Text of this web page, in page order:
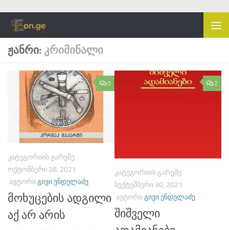
Skip to content
ᲟᲐᲜᲠᲘ: ᲙᲠᲘᲛᲘᲜᲐᲚᲘ
0
ᲙᲐᲢᲔᲒᲝᲠᲘᲘᲡ ᲒᲐᲠᲔᲨᲔ
ᲝᲥᲢᲝᲛᲑᲔᲠᲘ 28, 2021
ᲐᲕᲢᲝᲠᲘᲒᲘᲕᲘ ᲔᲜᲓᲔᲚᲐᲫᲔ
მოხუცების ადგილი
აქ არ არის
2
ᲙᲐᲢᲔᲒᲝᲠᲘᲘᲡ ᲒᲐᲠᲔᲨᲔ
ᲡᲔᲥᲢᲔᲛᲑᲔᲠᲘ 30, 2021
ᲐᲕᲢᲝᲠᲘᲒᲘᲕᲘ ᲔᲜᲓᲔᲚᲐᲫᲔ
შიშველი